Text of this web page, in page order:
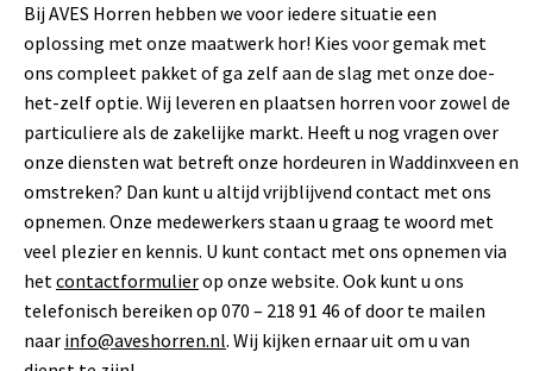
Bij AVES Horren hebben we voor iedere situatie een
oplossing met onze maatwerk hor! Kies voor gemak met
ons compleet pakket of ga zelf aan de slag met onze doe-
het-zelf optie. Wij leveren en plaatsen horren voor zowel de
particuliere als de zakelijke markt. Heeft u nog vragen over
onze diensten wat betreft onze hordeuren in Waddinxveen en
omstreken? Dan kunt u altijd vrijblijvend contact met ons
opnemen. Onze medewerkers staan u graag te woord met
veel plezier en kennis. U kunt contact met ons opnemen via
hetcontactformulierop onze website. Ook kunt u ons
telefonisch bereiken op 070 – 218 91 46 of door te mailen
naar info@aveshorren.nl. Wij kijken ernaar uit om u van